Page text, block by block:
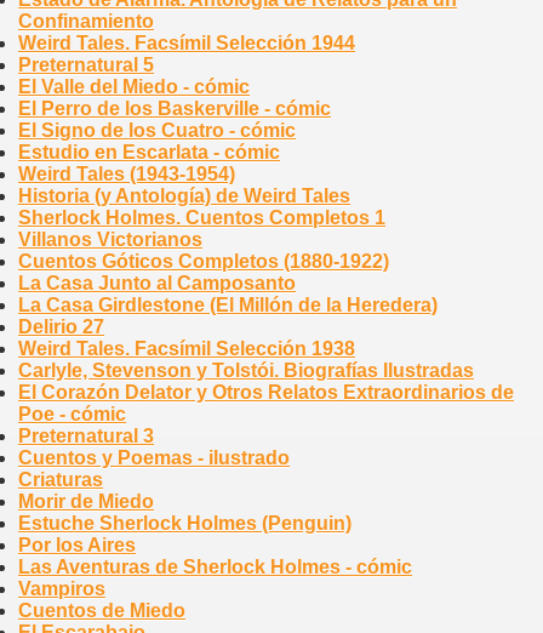
Confinamiento
Weird Tales. Facsímil Selección 1944
Preternatural 5
El Valle del Miedo - cómic
El Perro de los Baskerville - cómic
El Signo de los Cuatro - cómic
Estudio en Escarlata - cómic
Weird Tales (1943-1954)
Historia (y Antología) de Weird Tales
Sherlock Holmes. Cuentos Completos 1
Villanos Victorianos
Cuentos Góticos Completos (1880-1922)
La Casa Junto al Camposanto
La Casa Girdlestone (El Millón de la Heredera)
Delirio 27
Weird Tales. Facsímil Selección 1938
Carlyle, Stevenson y Tolstói. Biografías Ilustradas
El Corazón Delator y Otros Relatos Extraordinarios de
Poe - cómic
Preternatural 3
Cuentos y Poemas - ilustrado
Criaturas
Morir de Miedo
Estuche Sherlock Holmes (Penguin)
Por los Aires
Las Aventuras de Sherlock Holmes - cómic
Vampiros
Cuentos de Miedo